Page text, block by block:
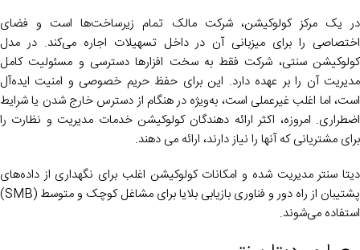
در یک مرکز کولوکیشن، شرکت مالک تمام زیرساخت‌ها است و فضای
اختصاصی را برای میزبانی آن در داخل تسهیلات اجاره می‌کند. در مدل
کولوکیشن سنتی، شرکت فقط به سخت افزارها دسترسی و مسئولیت کامل
مدیریت آن را بر عهده دارد. این برای حفظ حریم خصوصی و امنیت ایده‌آل
است، اما اغلب غیرعملی است، به‌ویژه در هنگام از دسترس خارج شدن یا شرایط
اضطراری. امروزه، اکثر ارائه دهندگان کولوکیشن خدمات مدیریت و نظارت را
برای مشتریانی که آنها را نیاز دارند، ارائه می دهند.
دیتا سنتر مدیریت شده و امکانات کولوکیشن اغلب برای نگهداری از داده‌های
پشتیبان از راه دور و فناوری بازیابی بلایا برای مشاغل کوچک و متوسط (SMB)
استفاده می‌شوند.